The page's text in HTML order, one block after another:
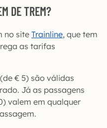
DE TREM?
no site Trainline, que tem
as tarifas
€ 5) são válidas
Já as passagens
valem em qualquer